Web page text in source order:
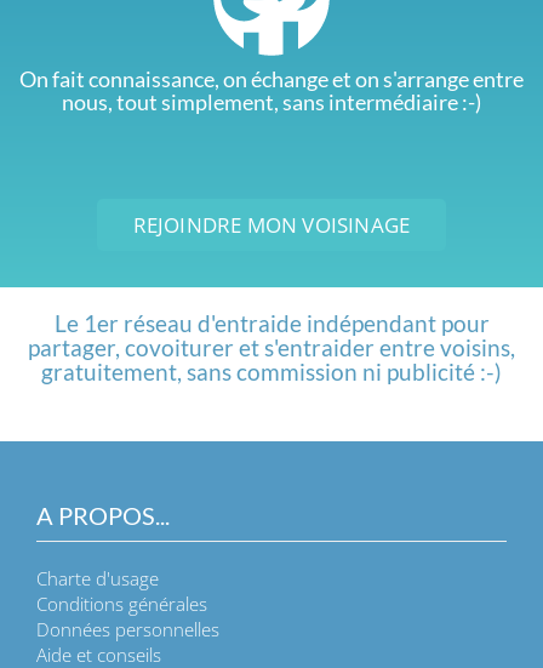
On fait connaissance, on échange et on s'arrange entre
nous, tout simplement, sans intermédiaire :-)
REJOINDRE MON VOISINAGE
Le 1er réseau d'entraide indépendant pour
partager, covoiturer et s'entraider entre voisins,
gratuitement, sans commission ni publicité :-)
A PROPOS...
Charte d'usage
Conditions générales
Données personnelles
Aide et conseils